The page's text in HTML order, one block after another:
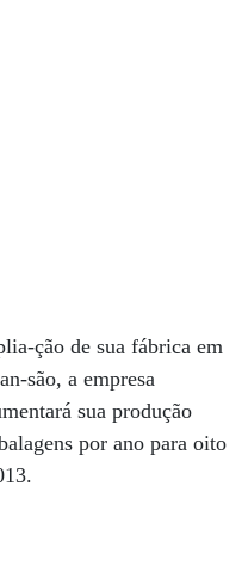
ção de sua fábrica em
são, a empresa
sua produção
por ano para oito